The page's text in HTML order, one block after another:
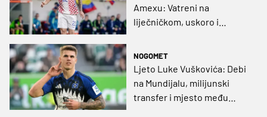
Amexu: Vatreni na
liječničkom, uskoro i
NOGOMET
Ljeto Luke Vuškovića: Debi
na Mundijalu, milijunski
transfer i mjesto među